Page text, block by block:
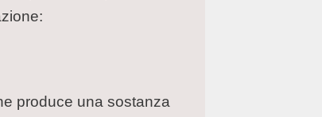
produce una sostanza